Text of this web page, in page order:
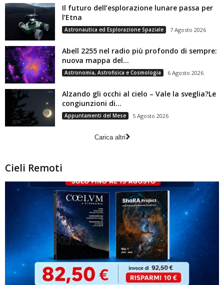
Il futuro dell’esplorazione lunare passa per
l’Etna
Astronautica ed Esplorazione Spaziale 7 Agosto 2026
Abell 2255 nel radio più profondo di sempre:
nuova mappa del...
Astronomia, Astrofisica e Cosmologia 6 Agosto 2026
Alzando gli occhi al cielo – Vale la sveglia?Le
congiunzioni di...
Appuntamenti del Mese 5 Agosto 2026
Carica altri
Cieli Remoti